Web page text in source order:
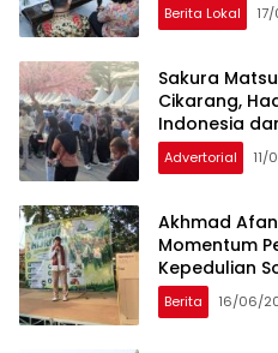
Berita Lokal
Sakura
Cikarang,
Indonesia
Advertorial 11/
Akhmad
Momentum
Kepedulian
Berita 16/06/